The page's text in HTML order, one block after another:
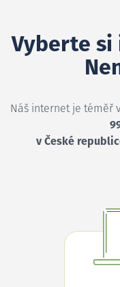
Vyberte si
Náš internet je téměř
v České